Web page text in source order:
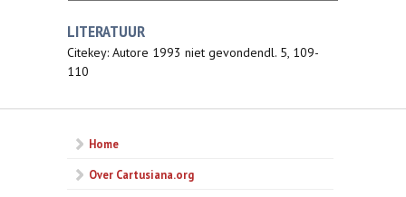
LITERATUUR
Citekey: Autore 1993 niet gevondendl. 5, 109-
110
Home
Over Cartusiana.org